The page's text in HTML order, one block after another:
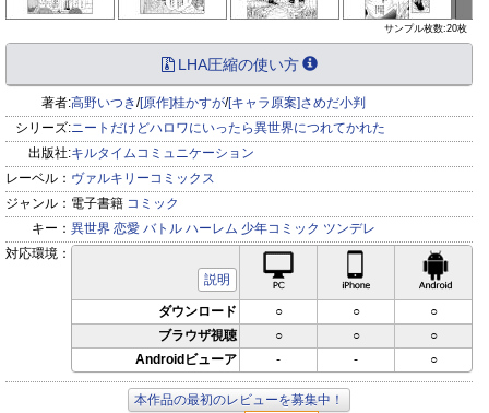
サンプル枚数:20枚
LHA圧縮の使い方
著者:高野いつき/[原作]桂かすが/[キャラ原案]さめだ小判
シリーズ:ニートだけどハロワにいったら異世界につれてかれた
出版社:キルタイムコミュニケーション
レーベル： ヴァルキリーコミックス
ジャンル： 電子書籍 コミック
キー： 異世界 恋愛 バトル ハーレム 少年コミック ツンデレ
対応環境：
説明
iPhone対応
ダウンロード ○ ○
○
ブラウザ視聴
○ ○
○
Androidビューア
- - ○
本作品の最初のレビューを募集中！